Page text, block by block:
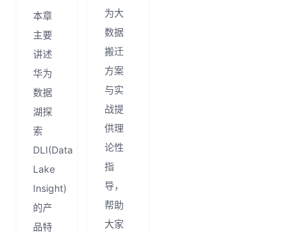
本章
主要
讲述
华为
数据
湖探
索
DLI(Data
Lake
Insight)
的产
品特
为大
数据
搬迁
方案
与实
战提
供理
论性
指
导，
帮助
大家